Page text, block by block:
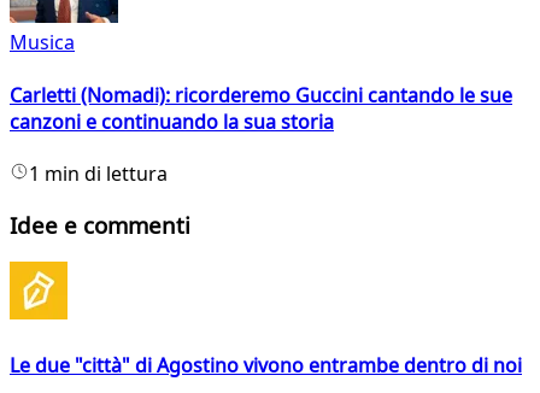
Musica
Carletti (Nomadi): ricorderemo Guccini cantando le sue
canzoni e continuando la sua storia
1 min di lettura
Idee e commenti
Le due "città" di Agostino vivono entrambe dentro di noi